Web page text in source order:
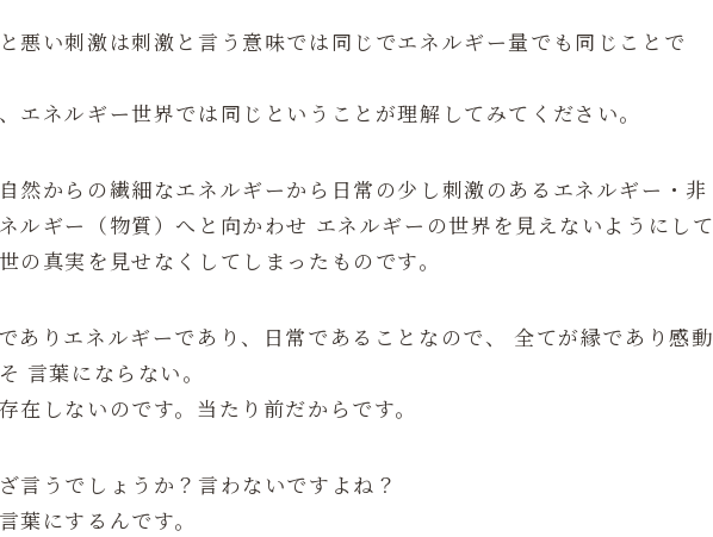
悪い刺激は刺激と言う意味では同じでエネルギー量でも同じことで
エネルギー世界では同じということが理解してみてください。
然からの繊細なエネルギーから日常の少し刺激のあるエネルギー・非
ルギー（物質）へと向かわせ エネルギーの世界を見えないようにして
の真実を見せなくしてしまったものです。
ありエネルギーであり、日常であることなので、 全てが縁であり感動
言葉にならない。
在しないのです。当たり前だからです。
言うでしょうか？言わないですよね？
葉にするんです。